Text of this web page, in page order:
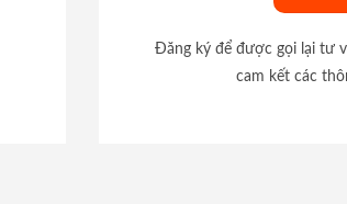
Đăng ký để được gọi lại tư
cam kết các